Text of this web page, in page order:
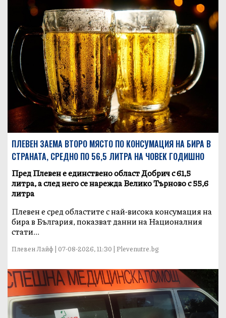
ПЛЕВЕН ЗАЕМА ВТОРО МЯСТО ПО КОНСУМАЦИЯ НА БИРА В
СТРАНАТА, СРЕДНО ПО 56,5 ЛИТРА НА ЧОВЕК ГОДИШНО
Пред Плевен е единствено област Добрич с 61,5
литра, а след него се нарежда Велико Търново с 55,6
литра
Плевен е сред областите с най-висока консумация на
бира в България, показват данни на Националния
стати...
Плевен Лайф | 07-08-2026, 11:30 | Plevenutre.bg